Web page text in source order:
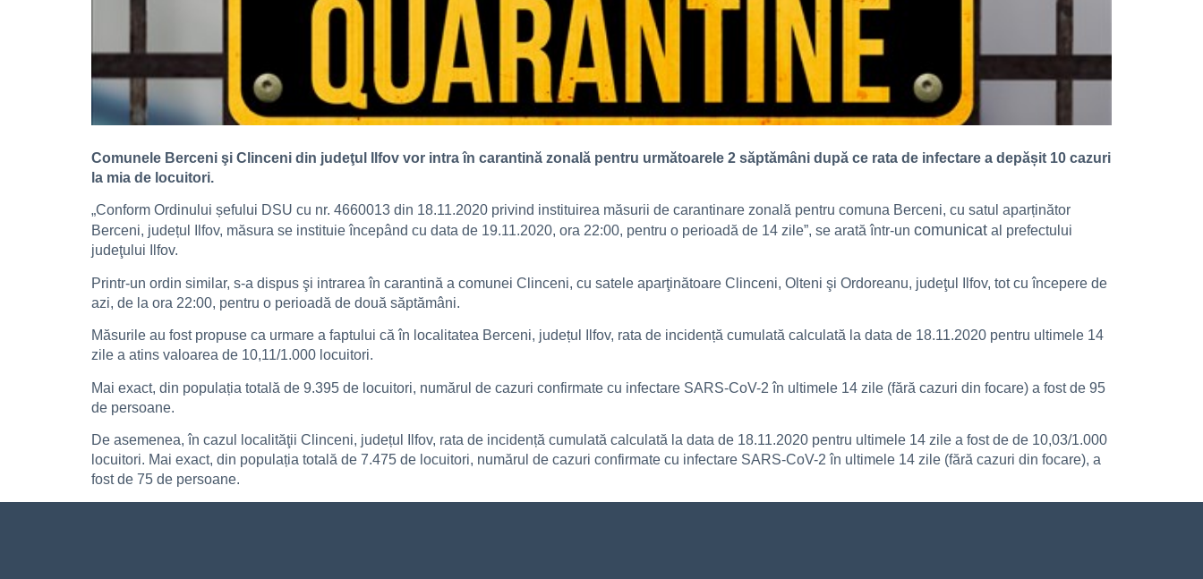
Comunele Berceni şi Clinceni din judeţul Ilfov vor intra în carantină zonală pentru următoarele 2 săptămâni după ce rata de infectare a depășit 10 cazuri
la mia de locuitori.
„Conform Ordinului șefului DSU cu nr. 4660013 din 18.11.2020 privind instituirea măsurii de carantinare zonală pentru comuna Berceni, cu satul aparținător
Berceni, județul Ilfov, măsura se instituie începând cu data de 19.11.2020, ora 22:00, pentru o perioadă de 14 zile”, se arată într-un comunicat al prefectului
judeţului Ilfov.
Printr-un ordin similar, s-a dispus şi intrarea în carantină a comunei Clinceni, cu satele aparţinătoare Clinceni, Olteni şi Ordoreanu, judeţul Ilfov, tot cu începere de
azi, de la ora 22:00, pentru o perioadă de două săptămâni.
Măsurile au fost propuse ca urmare a faptului că în localitatea Berceni, județul Ilfov, rata de incidență cumulată calculată la data de 18.11.2020 pentru ultimele 14
zile a atins valoarea de 10,11/1.000 locuitori.
Mai exact, din populația totală de 9.395 de locuitori, numărul de cazuri confirmate cu infectare SARS-CoV-2 în ultimele 14 zile (fără cazuri din focare) a fost de 95
de persoane.
De asemenea, în cazul localităţii Clinceni, județul Ilfov, rata de incidență cumulată calculată la data de 18.11.2020 pentru ultimele 14 zile a fost de de 10,03/1.000
locuitori. Mai exact, din populația totală de 7.475 de locuitori, numărul de cazuri confirmate cu infectare SARS-CoV-2 în ultimele 14 zile (fără cazuri din focare), a
fost de 75 de persoane.